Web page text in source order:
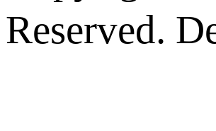
Reserved.